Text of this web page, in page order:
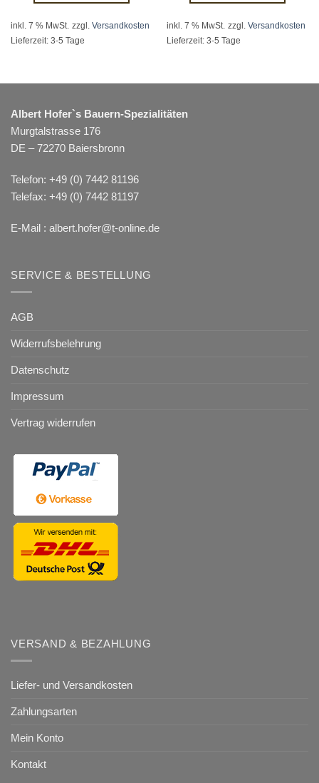
inkl. 7 % MwSt. zzgl. Versandkosten
Lieferzeit: 3-5 Tage
inkl. 7 % MwSt. zzgl. Versandkosten
Lieferzeit: 3-5 Tage
Albert Hofer`s Bauern-Spezialitäten
Murgtalstrasse 176
DE – 72270 Baiersbronn
Telefon: +49 (0) 7442 81196
Telefax: +49 (0) 7442 81197
E-Mail : albert.hofer@t-online.de
SERVICE & BESTELLUNG
AGB
Widerrufsbelehrung
Datenschutz
Impressum
Vertrag widerrufen
VERSAND & BEZAHLUNG
Liefer- und Versandkosten
Zahlungsarten
Mein Konto
Kontakt